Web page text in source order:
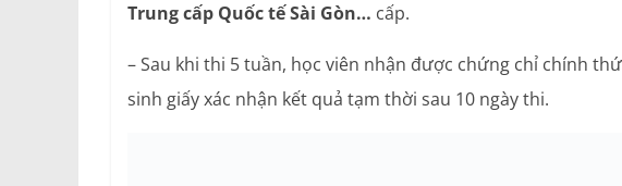
Trung cấp Quốc tế Sài Gòn… cấp.
– Sau khi thi 5 tuần, học viên nhận được chứng chỉ chính
sinh giấy xác nhận kết quả tạm thời sau 10 ngày thi.